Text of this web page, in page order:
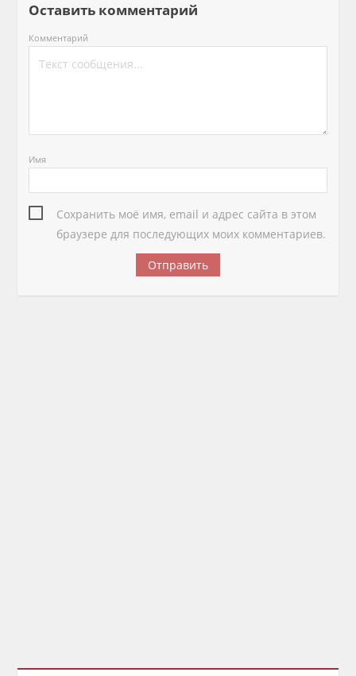
Оставить комментарий
Комментарий
Имя
Сохранить моё имя, email и адрес сайта в этом
браузере для последующих моих комментариев.